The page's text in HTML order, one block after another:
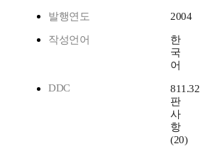
발행연도 2004
작성언어
한
국
어
DDC
811.32
판
사
항
(20)